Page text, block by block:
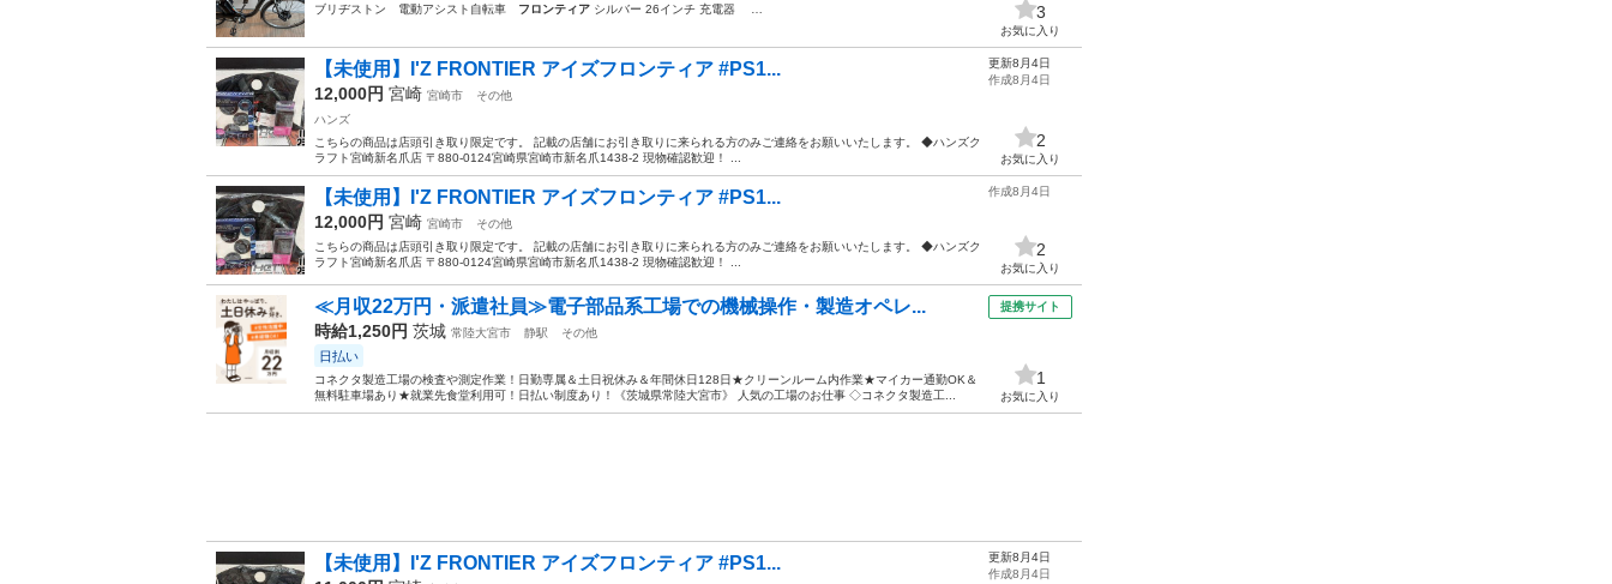
ブリヂストン 電動アシスト自転車 フロンティア シルバー 26インチ 充電器 … 3
お気に入り
【未使用】I'Z FRONTIER アイズフロンティア #PS1...
12,000円 宮崎 宮崎市
その他
ハンズ
こちらの商品は店頭引き取り限定です。 記載の店舗にお引き取りに来られる方のみご連絡をお願いいたします。 ◆ハンズク
ラフト宮崎新名爪店 〒880-0124宮崎県宮崎市新名爪1438-2 現物確認歓迎！ ...
更新8月4日
作成8月4日
2
お気に入り
【未使用】I'Z FRONTIER アイズフロンティア #PS1...
12,000円 宮崎 宮崎市
その他
こちらの商品は店頭引き取り限定です。 記載の店舗にお引き取りに来られる方のみご連絡をお願いいたします。 ◆ハンズク
ラフト宮崎新名爪店 〒880-0124宮崎県宮崎市新名爪1438-2 現物確認歓迎！ ...
作成8月4日
2
お気に入り
≪月収22万円・派遣社員≫電子部品系工場での機械操作・製造オペレ...
時給1,250円 茨城 常陸大宮市 静駅 その他
日払い
コネクタ製造工場の検査や測定作業！日勤専属＆土日祝休み＆年間休日128日★クリーンルーム内作業★マイカー通勤OK＆
無料駐車場あり★就業先食堂利用可！日払い制度あり！《茨城県常陸大宮市》 人気の工場のお仕事 ◇コネクタ製造工...
提携サイト
1
お気に入り
【未使用】I'Z FRONTIER アイズフロンティア #PS1...
更新8月4日
作成8月4日